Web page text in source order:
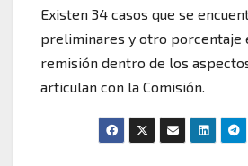
Existen 34 casos que se
preliminares y otro porcentaje
remisión dentro de los
articulan con la Comisión.